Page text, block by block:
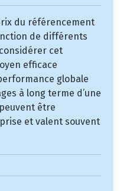
du référencement
de différents
cet
efficace
globale
à long terme d’une
être
et valent souvent